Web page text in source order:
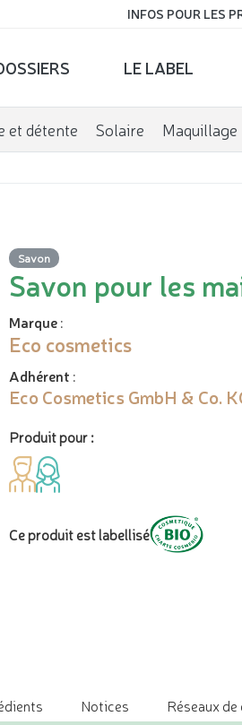
INFOS POUR LES
LE LABEL
et détente Solaire Maquillage
Savon
Savon pour les
Marque:
Eco cosmetics
Adhérent :
Eco Cosmetics GmbH & Co.
Produit pour :
Ce produit est labellisé
Notices Réseaux